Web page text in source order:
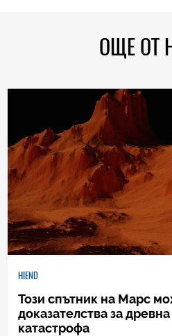
ОЩЕ ОТ
HIEND
Този спътник на Марс
доказателства за
катастрофа